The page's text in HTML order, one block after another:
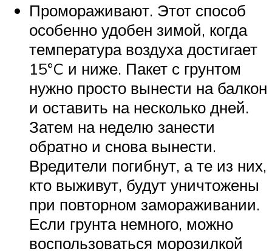
Промораживают. Этот способ
особенно удобен зимой, когда
температура воздуха достигает
15°C и ниже. Пакет с грунтом
нужно просто вынести на балкон
и оставить на несколько дней.
Затем на неделю занести
обратно и снова вынести.
Вредители погибнут, а те из них,
кто выживут, будут уничтожены
при повторном замораживании.
Если грунта немного, можно
воспользоваться морозилкой